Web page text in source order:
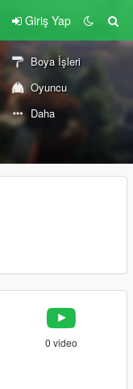
Giriş Yap
Boya İşleri
Oyuncu
Daha
0 video